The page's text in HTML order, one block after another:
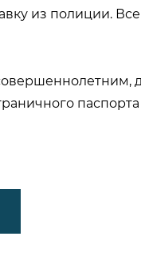
из полиции.
паспорта